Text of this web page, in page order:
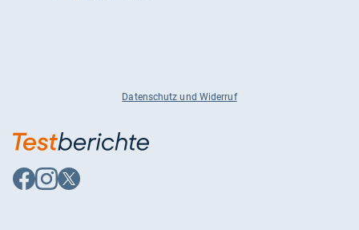
Datenschutz und Widerruf
Auf
Facebook
Auf
Instagram
Auf
X